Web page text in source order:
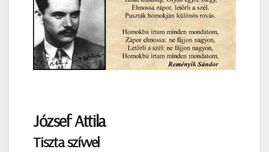
József Attila
Tiszta szívvel